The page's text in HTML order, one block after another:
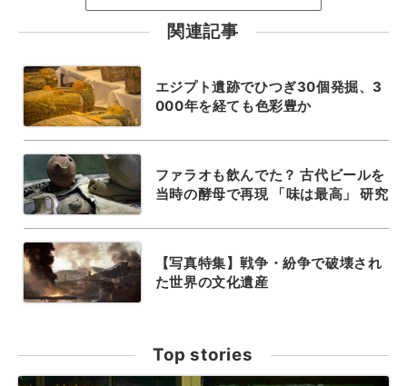
関連記事
エジプト遺跡でひつぎ30個発掘、3
000年を経ても色彩豊か
ファラオも飲んでた？ 古代ビールを
当時の酵母で再現 「味は最高」 研究
【写真特集】戦争・紛争で破壊され
た世界の文化遺産
Top stories